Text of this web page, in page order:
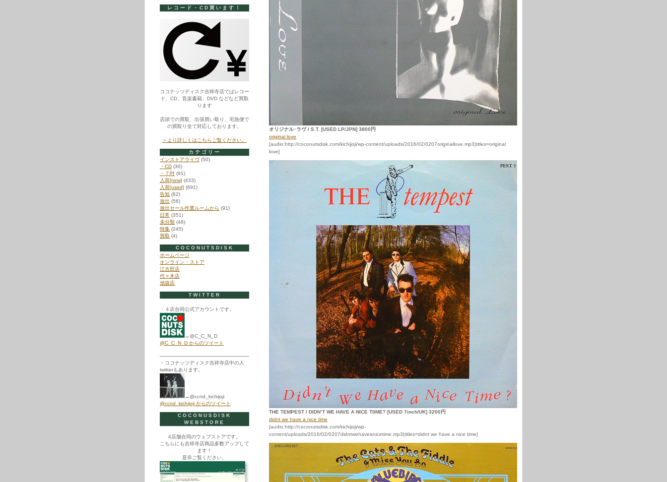
オリジナル･ラヴ / S.T. [USED LP/JPN] 3800円
original love
[audio:http://coconutsdisk.com/kichijoji/wp-content/uploads/2016/02/0207originallove.mp3|titles=original
love]
THE TEMPEST / DIDN’T WE HAVE A NICE TIIME? [USED 7inch/UK] 3200円
didnt we have a nice time
[audio:http://coconutsdisk.com/kichijoji/wp-
content/uploads/2016/02/0207didntwehaveanicetime.mp3|titles=didnt we have a nice time]
レコード・CD買います！
ココナッツディスク吉祥寺店ではレコー
ド、CD、音楽書籍、DVD などなど買取
ります
店頭での買取、出張買い取り、宅急便で
の買取り全て対応しております。
＞より詳しくはこちらご覧ください。
カテゴリー
インストアライヴ(50)
・CD (30)
・７吋 (91)
入荷[new] (433)
入荷[used] (691)
告知 (82)
放出 (56)
放出セール作業ルームから (91)
日常 (351)
未分類 (48)
特集 (245)
買取 (4)
COCONUTSDISK
ホームページ
オンライン・ストア
江古田店
代々木店
池袋店
TWITTER
・４店合同公式アカウントです。
→@C_C_N_D
@C_C_N_D からのツイート
・ココナッツディスク吉祥寺店中の人
twitterもあります。
→@ccnd_kichijoji
@ccnd_kichijoji からのツイート
COCONUSDISK
WEBSTORE
4店舗合同のウェブストアです。
こちらにも吉祥寺店商品多数アップして
ます！
是非ご覧ください。